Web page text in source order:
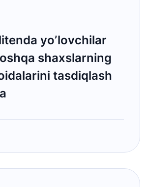
yoʼlovchilаr
shаxslаrning
tаsdiqlаsh